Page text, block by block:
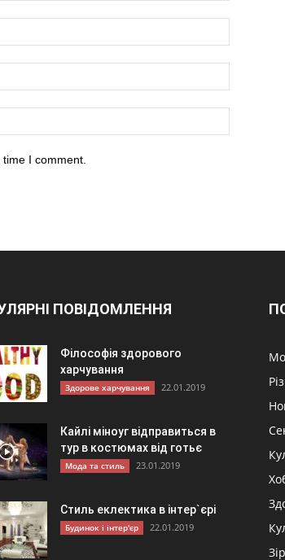
I comment.
ПОВІДОМЛЕННЯ
Філософія здорового
харчування
Здорове харчування 22.01.2019
Кайлі міноуг відправиться в
тур в костюмах від готьє
Мода та стиль 23.01.2019
Стиль еклектика в інтер`єрі
Будинок і інтер'єр 22.01.2019